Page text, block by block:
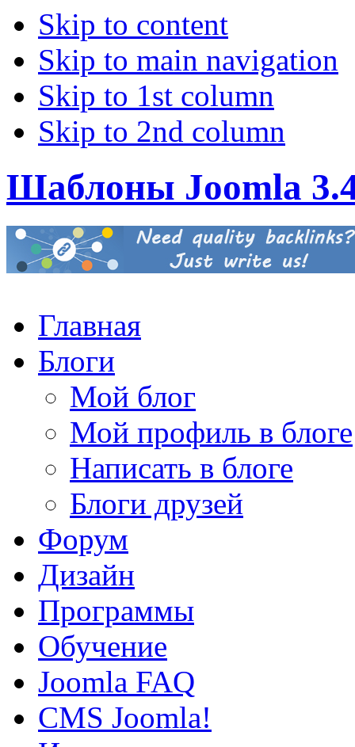
Skip to content
Skip to main navigation
Skip to 1st column
Skip to 2nd column
Шаблоны Joomla
Главная
Блоги
Мой блог
Мой профиль в блоге
Написать в блоге
Блоги друзей
Форум
Дизайн
Программы
Обучение
Joomla FAQ
CMS Joomla!